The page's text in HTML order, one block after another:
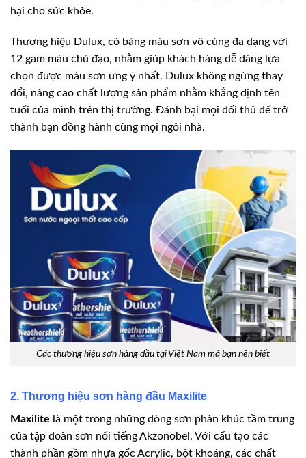
hại cho sức khỏe.
Thương hiệu Dulux, có bảng màu sơn vô cùng đa dạng với
12 gam màu chủ đạo, nhằm giúp khách hàng dễ dàng lựa
chọn được màu sơn ưng ý nhất. Dulux không ngừng thay
đổi, nâng cao chất lượng sản phẩm nhằm khẳng định tên
tuổi của mình trên thị trường. Đánh bại mọi đối thủ để trở
thành bạn đồng hành cùng mọi ngôi nhà.
Các thương hiệu sơn hàng đầu tại Việt Nam mà bạn nên biết
2. Thương hiệu sơn hàng đầu Maxilite
Maxilite là một trong những dòng sơn phân khúc tầm trung
của tập đoàn sơn nổi tiếng Akzonobel. Với cấu tạo các
thành phần gồm nhựa gốc Acrylic, bột khoáng, các chất